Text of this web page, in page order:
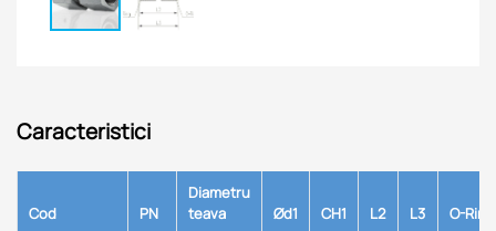
Caracteristici
Cod PN
Diametru
teava
Ød1 CH1 L2 L3 O-Ring